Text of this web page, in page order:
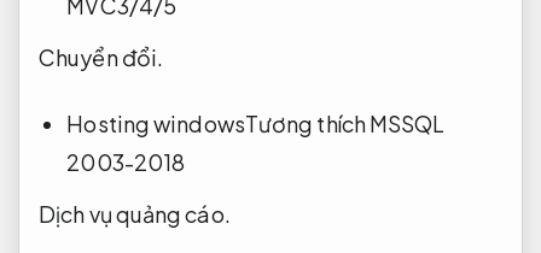
Chuyển đổi.
Hosting windowsTương thích MSSQL
2003-2018
Dịch vụ quảng cáo.